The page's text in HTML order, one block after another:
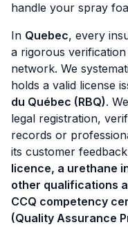
handle your spray
In Quebec, every
a rigorous
network. We
holds a valid license
du Québec (RBQ).
legal registration,
records or
its customer
licence, a urethane
other qualifications
CCQ competency
(Quality Assurance